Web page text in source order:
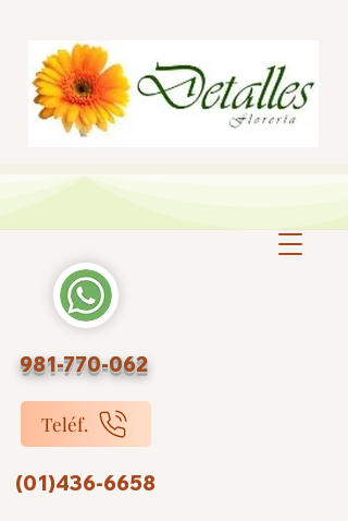
Teléf.
981-770-062
(01)436-6658